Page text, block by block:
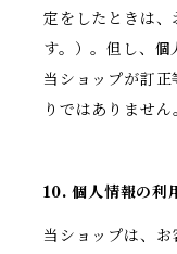
定をしたときは、
す。）。但し、個
当ショップが訂
りではありません
10. 個人情報の利
当ショップは、